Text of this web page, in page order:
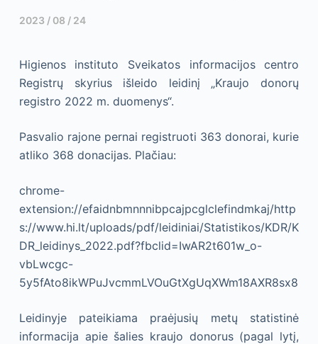
2023 / 08 / 24
Higienos instituto Sveikatos informacijos centro
Registrų skyrius išleido leidinį „Kraujo donorų
registro 2022 m. duomenys“.
Pasvalio rajone pernai registruoti 363 donorai, kurie
atliko 368 donacijas. Plačiau:
chrome-
extension://efaidnbmnnnibpcajpcglclefindmkaj/http
s://www.hi.lt/uploads/pdf/leidiniai/Statistikos/KDR/K
DR_leidinys_2022.pdf?fbclid=IwAR2t601w_o-
vbLwcgc-
5y5fAto8ikWPuJvcmmLVOuGtXgUqXWm18AXR8sx8
Leidinyje pateikiama praėjusių metų statistinė
informacija apie šalies kraujo donorus (pagal lytį,